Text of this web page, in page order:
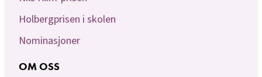
Holbergprisen i skolen
Nominasjoner
OM OSS